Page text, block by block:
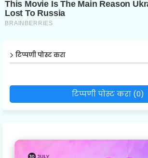
टिप्पणी पोस्ट करा
टिप्पणी पोस्ट करा (0)